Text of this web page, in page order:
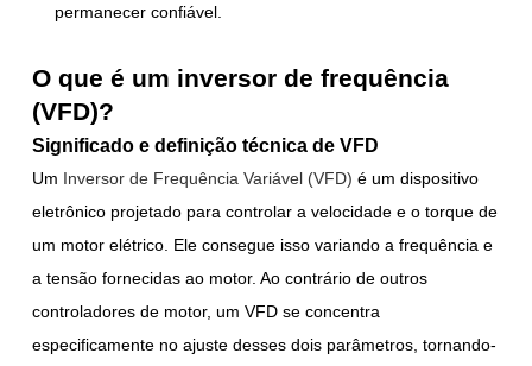
permanecer confiável.
O que é um inversor de frequência
(VFD)?
Significado e definição técnica de VFD
Um Inversor de Frequência Variável (VFD) é um dispositivo
eletrônico projetado para controlar a velocidade e o torque de
um motor elétrico. Ele consegue isso variando a frequência e
a tensão fornecidas ao motor. Ao contrário de outros
controladores de motor, um VFD se concentra
especificamente no ajuste desses dois parâmetros, tornando-